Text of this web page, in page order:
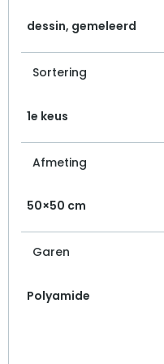
dessin, gemeleerd
Sortering
1e keus
Afmeting
50×50 cm
Garen
Polyamide